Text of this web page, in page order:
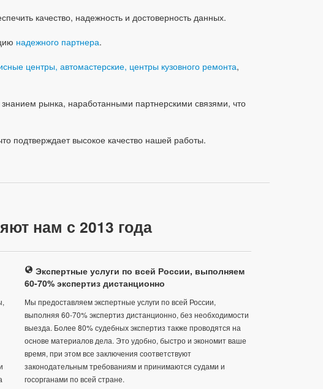
качество, надежность и достоверность данных.
надежного партнера.
центры, автомастерские, центры кузовного ремонта,
рынка, наработанными партнерскими связями, что
подтверждает высокое качество нашей работы.
нам с 2013 года
Экспертные услуги по всей России, выполняем
60-70% экспертиз дистанционно
Мы предоставляем экспертные услуги по всей России,
выполняя 60-70% экспертиз дистанционно, без необходимости
выезда. Более 80% судебных экспертиз также проводятся на
основе материалов дела. Это удобно, быстро и экономит ваше
время, при этом все заключения соответствуют
законодательным требованиям и принимаются судами и
госорганами по всей стране.